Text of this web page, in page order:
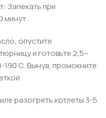
Запекать при
минут
опустите
и готовьте 2,5–
Вынув, промокните
разогреть котлеты 3-5